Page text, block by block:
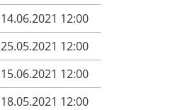
14.06.2021 12:00
25.05.2021 12:00
15.06.2021 12:00
18.05.2021 12:00